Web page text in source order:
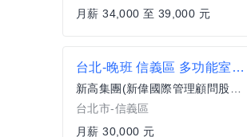
月薪 34,000 至 39,000 元
台北-晚班 信義區 多功能室內棒球場清潔人員 近國父紀念館 松菸TD
新高集團(新偉國際管理顧問股份有限公司)
台北市-信義區
月薪 30,000 元